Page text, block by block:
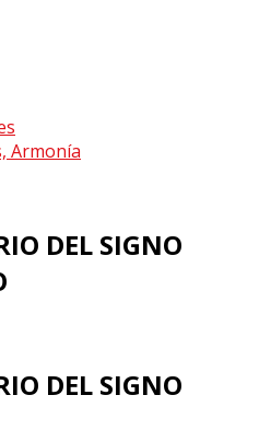
Armonía
DEL SIGNO
DEL SIGNO